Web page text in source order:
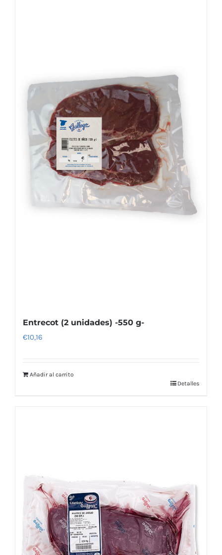
Entrecot (2 unidades) -550 g-
€10,16
Añadir al carrito
Detalles